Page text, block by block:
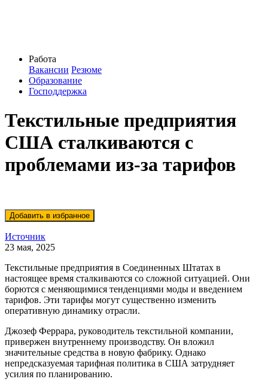
Работа
Вакансии Резюме
Образование
Господдержка
Текстильные предприятия
США сталкиваются с
проблемами из-за тарифов
Источник
23 мая, 2025
Текстильные предприятия в Соединенных Штатах в
настоящее время сталкиваются со сложной ситуацией. Они
борются с меняющимися тенденциями моды и введением
тарифов. Эти тарифы могут существенно изменить
оперативную динамику отрасли.
Джозеф Феррара, руководитель текстильной компании,
привержен внутреннему производству. Он вложил
значительные средства в новую фабрику. Однако
непредсказуемая тарифная политика в США затрудняет
усилия по планированию.